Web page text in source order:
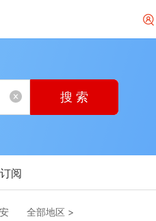
搜 索
阅
全部地区 >